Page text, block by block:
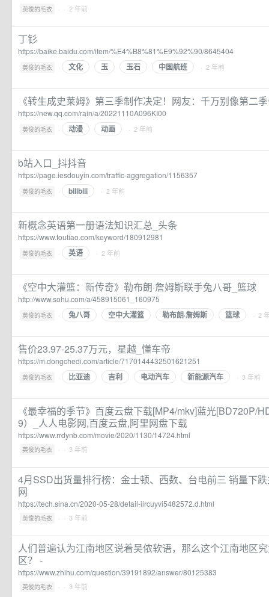
英俊的毛衣 · · 2 年前
丁钐
https://baike.baidu.com/item/%E4%B8%81%E9%92%90/8645404
英俊的毛衣 · 文化 玉 玉石 中国航班 · 2 年前
《转生成史莱姆》第三季制作决定！网友：千万别像第二
https://new.qq.com/rain/a/20221110A096KI00
英俊的毛衣 · 动漫 动画 · 2 年前
b站入口_抖抖音
https://page.iesdouyin.com/traffic-aggregation/1156357
英俊的毛衣 · bilibili · 2 年前
新概念英语第一册语法知识汇总_头条
https://www.toutiao.com/keyword/180912981
英俊的毛衣 · 英语 · 2 年前
《空中大灌篮：新传奇》勒布朗·詹姆斯联手兔八哥_篮球
http://www.sohu.com/a/458915061_160975
英俊的毛衣 · 兔八哥 空中大灌篮 勒布朗·詹姆斯 篮球 · 2
售价23.97-25.37万元，星越_懂车帝
https://m.dongchedi.com/article/7170144432501621251
英俊的毛衣 · 比亚迪 吉利 电动汽车 新能源汽车 · 3 年前
《最幸福的季节》百度云盘下载[MP4/mkv]蓝光[BD720P/
9）_人人电影网,百度云盘,阿里网盘下载
https://www.rrdynb.com/movie/2020/1130/14724.html
英俊的毛衣 · · 3 年前
4月SSD出货量排行榜：金士顿、西数、台电前三 销量下
网
https://tech.sina.cn/2020-05-28/detail-iircuyvi5482572.d.html
英俊的毛衣 · · 3 年前
人们普遍认为江南地区说着吴侬软语，那么这个江南地区
区？ -
https://www.zhihu.com/question/39191892/answer/80125383
英俊的毛衣 · · 3 年前